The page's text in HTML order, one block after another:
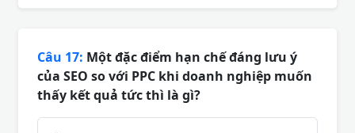
Câu 17: Một đặc điểm hạn chế đáng lưu ý
của SEO so với PPC khi doanh nghiệp muốn
thấy kết quả tức thì là gì?